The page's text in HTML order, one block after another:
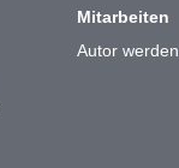
Mitarbeiten
Autor werden